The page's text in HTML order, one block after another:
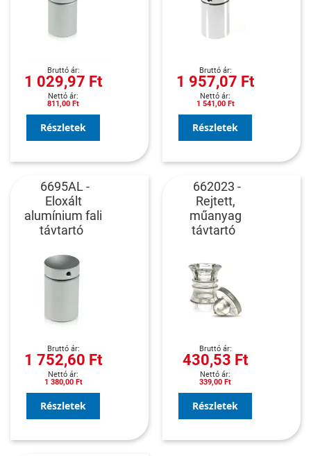
1 029,97 Ft
811,00 Ft
Részletek
1 957,07 Ft
1 541,00 Ft
Részletek
6695AL -
Eloxált
alumínium fali
távtartó
1 752,60 Ft
1 380,00 Ft
Részletek
662023 -
Rejtett,
műanyag
távtartó
430,53 Ft
339,00 Ft
Részletek